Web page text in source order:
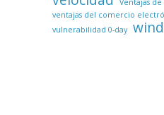
Ventajas
ventajas del comercio
vulnerabilidad 0-day